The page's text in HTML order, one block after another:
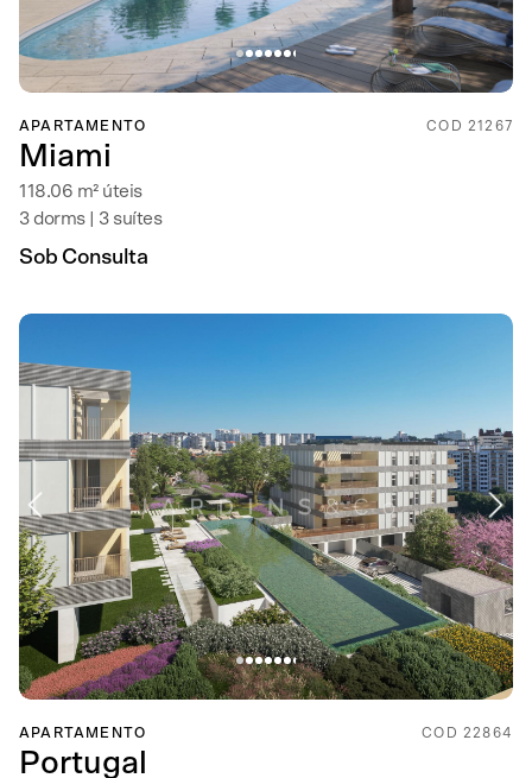
APARTAMENTO COD 21267
Miami
118.06 m² úteis
3 dorms | 3 suítes
Sob Consulta
APARTAMENTO COD 22864
Portugal